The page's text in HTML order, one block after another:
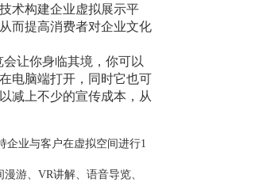
术构建企业虚拟展示平
而提高消费者对企业文化
让你身临其境，你可以
电脑端打开，同时它也可
减上不少的宣传成本，从
企业与客户在虚拟空间进行1
游、VR讲解、语音导览、